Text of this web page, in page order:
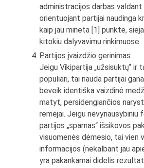
administracijos darbas valdant
orientuojant partijai naudinga
kaip jau minėta [1] punkte,
kitokiu dalyvavimu rinkimuose.
Partijos įvaizdžio gerinimas
Jeigu Vikipartija „užsisuktų“ ir
populiari, tai nauda partijai
beveik identiška vaizdinė
matyt, persidengiančios
rėmėjai. Jeigu nevyriausybiniu
partijos „sparnas“ išsikovos
visuomenės dėmesio, tai vien
informacijos (nekalbant jau
yra pakankamai didelis